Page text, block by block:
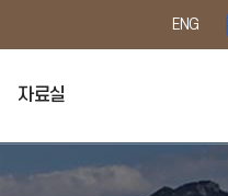
ENG
자료실